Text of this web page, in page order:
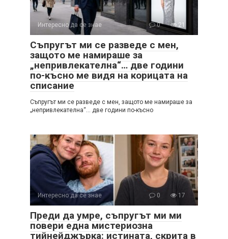
Интересно да се знае 0 21
Съпругът ми се разведе с мен,
защото ме намираше за
„непривлекателна“… две години
по-късно ме видя на корицата на
списание
Съпругът ми се разведе с мен, защото ме намираше за
„непривлекателна“… две години по-късно
Интересно да се знае 0 17
Преди да умре, съпругът ми ми
повери една мистериозна
тийнейджърка: истината, скрита в